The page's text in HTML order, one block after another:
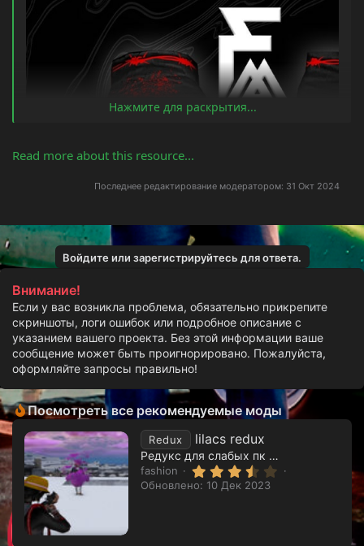
Заменяет​
Резиновые перчатки
Установка​
Нажмите для раскрытия...
Read more about this resource...
Последнее редактирование модератором: 31 Окт 2024
Войдите или зарегистрируйтесь для ответа.
Внимание!
Если у вас возникла проблема, обязательно прикрепите
скриншоты, логи ошибок или подробное описание с
указанием вашего проекта. Без этой информации ваше
сообщение может быть проигнорировано. Пожалуйста,
оформляйте запросы правильно!
Посмотреть все рекомендуемые моды
Redux lilacs redux
Редукс для слабых пк от мододелов emmie mods
fashion 3
Обновлено: 10 Дек 2023